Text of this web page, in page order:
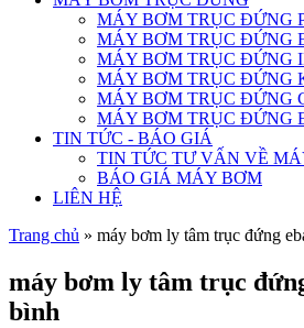
MÁY BƠM TRỤC ĐỨNG
MÁY BƠM TRỤC ĐỨNG
MÁY BƠM TRỤC ĐỨNG
MÁY BƠM TRỤC ĐỨNG
MÁY BƠM TRỤC ĐỨNG
MÁY BƠM TRỤC ĐỨNG
TIN TỨC - BÁO GIÁ
TIN TỨC TƯ VẤN VỀ
BÁO GIÁ MÁY BƠM
LIÊN HỆ
Trang chủ » máy bơm ly tâm trục đứng
máy bơm ly tâm trục
bình